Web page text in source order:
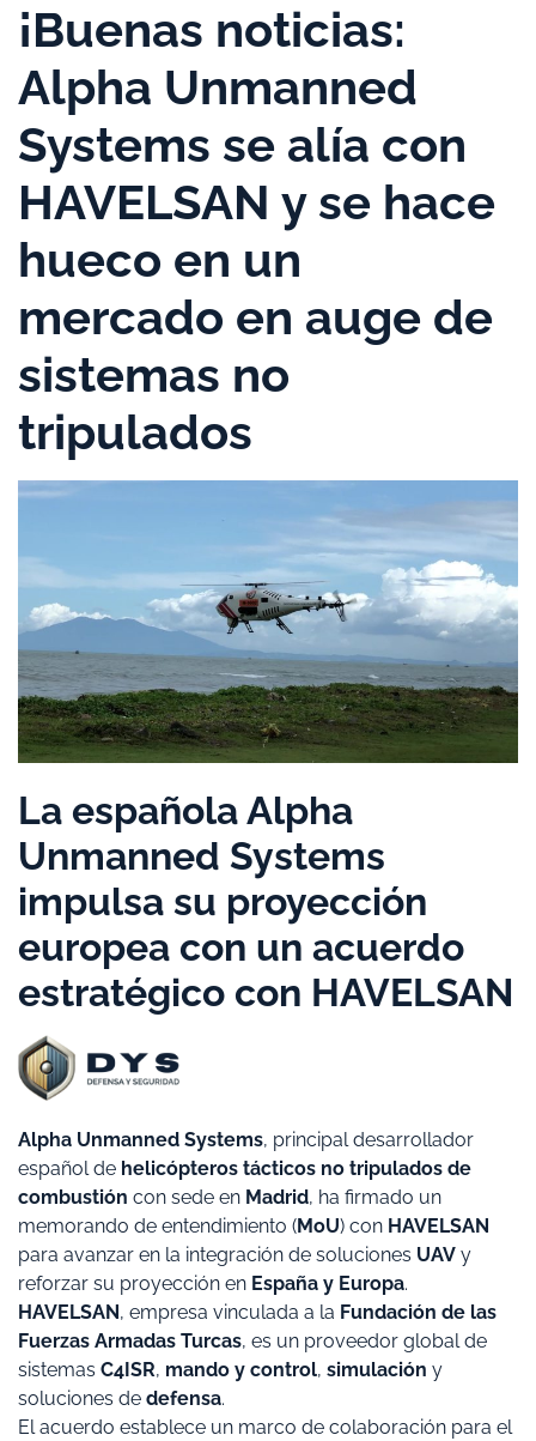
¡Buenas noticias:
Alpha Unmanned
Systems se alía con
HAVELSAN y se hace
hueco en un
mercado en auge de
sistemas no
tripulados
La española Alpha
Unmanned Systems
impulsa su proyección
europea con un acuerdo
estratégico con HAVELSAN
Alpha Unmanned Systems, principal desarrollador
español de helicópteros tácticos no tripulados de
combustión con sede en Madrid, ha firmado un
memorando de entendimiento (MoU) con HAVELSAN
para avanzar en la integración de soluciones UAV y
reforzar su proyección en España y Europa.
HAVELSAN, empresa vinculada a la Fundación de las
Fuerzas Armadas Turcas, es un proveedor global de
sistemas C4ISR, mando y control, simulación y
soluciones de defensa.
El acuerdo establece un marco de colaboración para el